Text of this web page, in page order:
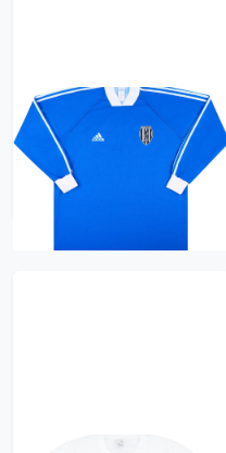
1999-00 Cesena
adidas Training L/S
Shirt - 8/10 - (XL)
626 kr / £71.99